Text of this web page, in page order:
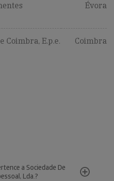
Évora
Coimbra, E.p.e. Coimbra
a Sociedade De
Lda.?